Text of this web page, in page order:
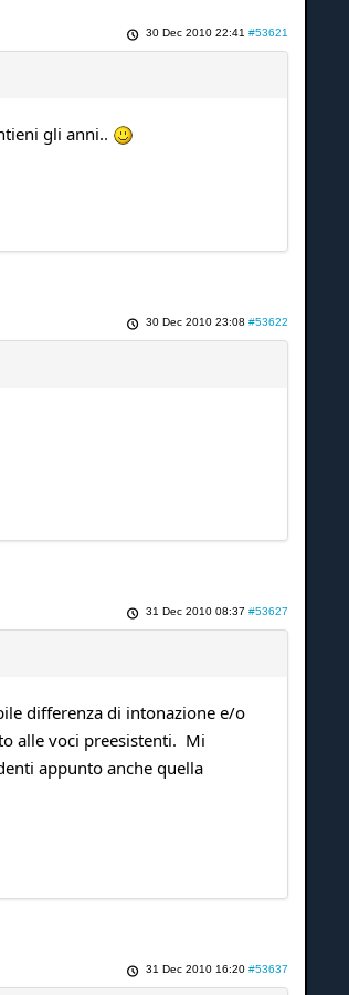
30 Dec 2010 22:41 #53621
gli anni..
30 Dec 2010 23:08 #53622
31 Dec 2010 08:37 #53627
differenza di intonazione e/o
alle voci preesistenti. Mi
appunto anche quella
31 Dec 2010 16:20 #53637